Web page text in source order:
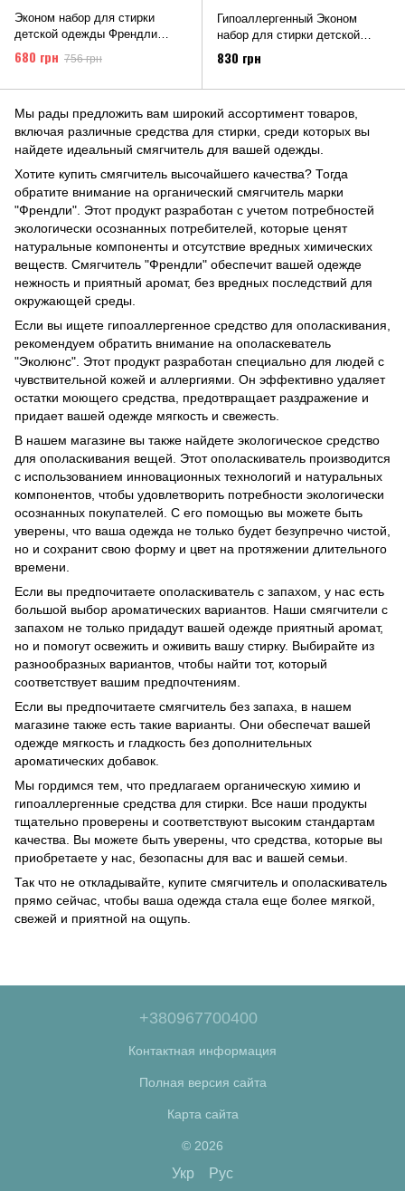
Эконом набор для стирки
детской одежды Френдли
Органик (Friendly Organic)
680 грн 756 грн
Гипоаллергенный Эконом
набор для стирки детской
одежды Эколюнс (Ecolunes)
830 грн
Мы рады предложить вам широкий ассортимент товаров,
включая различные средства для стирки, среди которых вы
найдете идеальный смягчитель для вашей одежды.
Хотите купить смягчитель высочайшего качества? Тогда
обратите внимание на органический смягчитель марки
"Френдли". Этот продукт разработан с учетом потребностей
экологически осознанных потребителей, которые ценят
натуральные компоненты и отсутствие вредных химических
веществ. Смягчитель "Френдли" обеспечит вашей одежде
нежность и приятный аромат, без вредных последствий для
окружающей среды.
Если вы ищете гипоаллергенное средство для ополаскивания,
рекомендуем обратить внимание на ополаскеватель
"Эколюнс". Этот продукт разработан специально для людей с
чувствительной кожей и аллергиями. Он эффективно удаляет
остатки моющего средства, предотвращает раздражение и
придает вашей одежде мягкость и свежесть.
В нашем магазине вы также найдете экологическое средство
для ополаскивания вещей. Этот ополаскиватель производится
с использованием инновационных технологий и натуральных
компонентов, чтобы удовлетворить потребности экологически
осознанных покупателей. С его помощью вы можете быть
уверены, что ваша одежда не только будет безупречно чистой,
но и сохранит свою форму и цвет на протяжении длительного
времени.
Если вы предпочитаете ополаскиватель с запахом, у нас есть
большой выбор ароматических вариантов. Наши смягчители с
запахом не только придадут вашей одежде приятный аромат,
но и помогут освежить и оживить вашу стирку. Выбирайте из
разнообразных вариантов, чтобы найти тот, который
соответствует вашим предпочтениям.
Если вы предпочитаете смягчитель без запаха, в нашем
магазине также есть такие варианты. Они обеспечат вашей
одежде мягкость и гладкость без дополнительных
ароматических добавок.
Мы гордимся тем, что предлагаем органическую химию и
гипоаллергенные средства для стирки. Все наши продукты
тщательно проверены и соответствуют высоким стандартам
качества. Вы можете быть уверены, что средства, которые вы
приобретаете у нас, безопасны для вас и вашей семьи.
Так что не откладывайте, купите смягчитель и ополаскиватель
прямо сейчас, чтобы ваша одежда стала еще более мягкой,
свежей и приятной на ощупь.
+380967700400
Контактная информация
Полная версия сайта
Карта сайта
© 2026
Укр Рус